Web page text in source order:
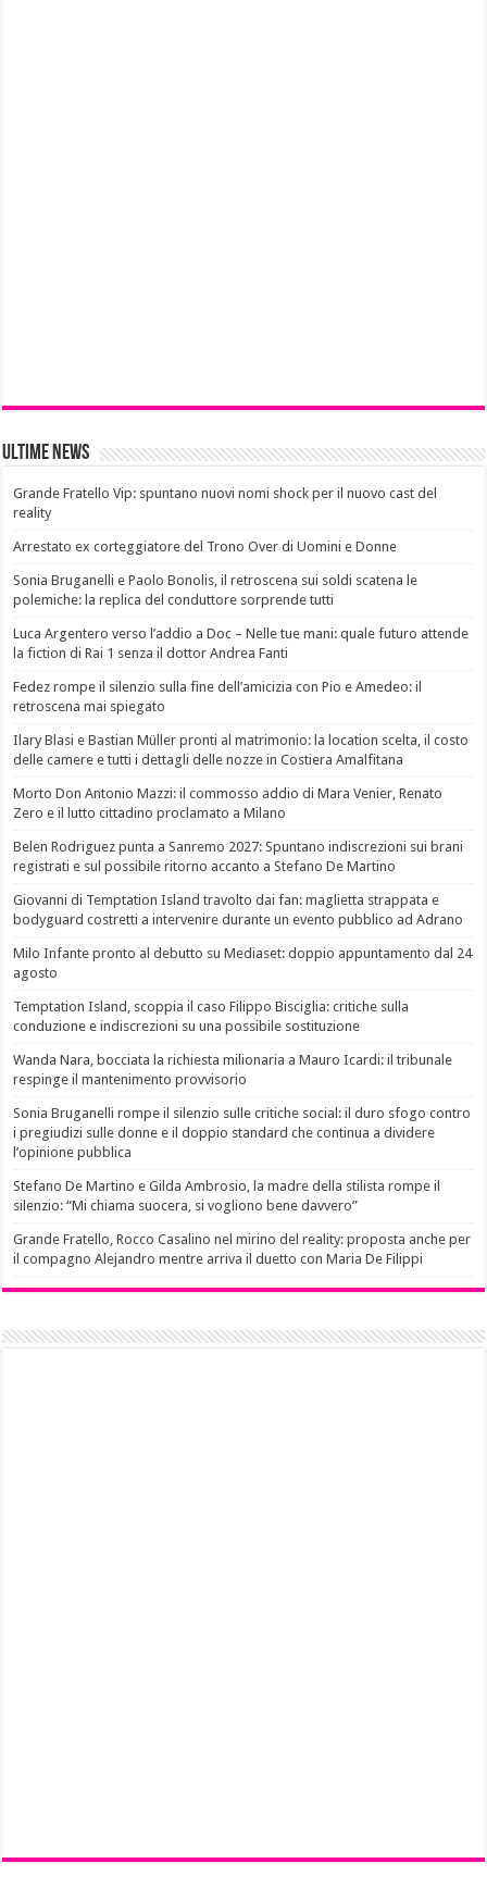
Ultime News
Grande Fratello Vip: spuntano nuovi nomi shock per il nuovo cast del
reality
Arrestato ex corteggiatore del Trono Over di Uomini e Donne
Sonia Bruganelli e Paolo Bonolis, il retroscena sui soldi scatena le
polemiche: la replica del conduttore sorprende tutti
Luca Argentero verso l’addio a Doc – Nelle tue mani: quale futuro attende
la fiction di Rai 1 senza il dottor Andrea Fanti
Fedez rompe il silenzio sulla fine dell’amicizia con Pio e Amedeo: il
retroscena mai spiegato
Ilary Blasi e Bastian Müller pronti al matrimonio: la location scelta, il costo
delle camere e tutti i dettagli delle nozze in Costiera Amalfitana
Morto Don Antonio Mazzi: il commosso addio di Mara Venier, Renato
Zero e il lutto cittadino proclamato a Milano
Belen Rodriguez punta a Sanremo 2027: Spuntano indiscrezioni sui brani
registrati e sul possibile ritorno accanto a Stefano De Martino
Giovanni di Temptation Island travolto dai fan: maglietta strappata e
bodyguard costretti a intervenire durante un evento pubblico ad Adrano
Milo Infante pronto al debutto su Mediaset: doppio appuntamento dal 24
agosto
Temptation Island, scoppia il caso Filippo Bisciglia: critiche sulla
conduzione e indiscrezioni su una possibile sostituzione
Wanda Nara, bocciata la richiesta milionaria a Mauro Icardi: il tribunale
respinge il mantenimento provvisorio
Sonia Bruganelli rompe il silenzio sulle critiche social: il duro sfogo contro
i pregiudizi sulle donne e il doppio standard che continua a dividere
l’opinione pubblica
Stefano De Martino e Gilda Ambrosio, la madre della stilista rompe il
silenzio: “Mi chiama suocera, si vogliono bene davvero”
Grande Fratello, Rocco Casalino nel mirino del reality: proposta anche per
il compagno Alejandro mentre arriva il duetto con Maria De Filippi